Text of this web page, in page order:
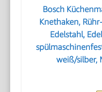
Bosch
Knethaken,
Edelstahl,
weiß/silber,